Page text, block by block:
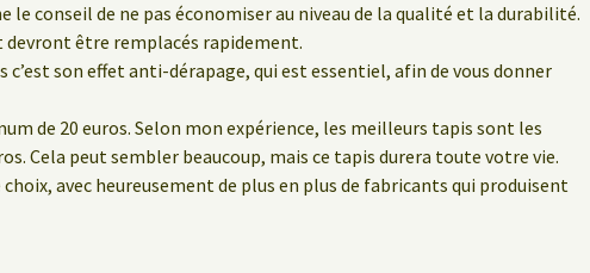
le conseil de ne pas économiser au niveau de la qualité et la durabilité.
devront être remplacés rapidement.
son effet anti-dérapage, qui est essentiel, afin de vous donner
de 20 euros. Selon mon expérience, les meilleurs tapis sont les
Cela peut sembler beaucoup, mais ce tapis durera toute votre vie.
avec heureusement de plus en plus de fabricants qui produisent